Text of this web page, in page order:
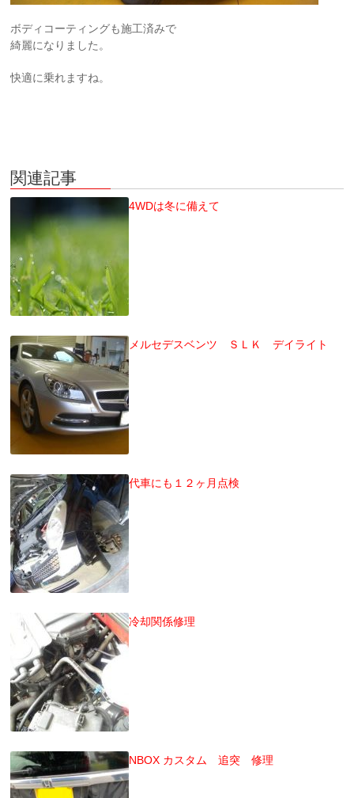
ボディコーティングも施工済みで
綺麗になりました。
快適に乗れますね。
関連記事
4WDは冬に備えて
メルセデスベンツ ＳＬＫ デイライト
代車にも１２ヶ月点検
冷却関係修理
NBOX カスタム 追突 修理